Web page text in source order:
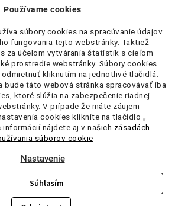
Používame cookies
súbory cookies na spracúvanie údajov
fungovania tejto webstránky. Taktiež
za účelom vytvárania štatistik s cieľom
prostredie webstránky. Súbory cookies
kliknutím na jednotlivé tlačidlá.
bude táto webová stránka spracovávať iba
ktoré slúžia na zabezpečenie riadnej
V prípade že máte záujem
cookies kliknite na tlačidlo „
informácií nájdete aj v našich zásadách
súborov cookie
Nastavenie
Súhlasím
. Všetky práva vyhradené.
cookies